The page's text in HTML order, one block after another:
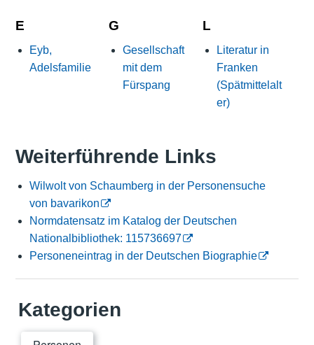
E
Eyb,
Adelsfamilie
G
Gesellschaft
mit dem
Fürspang
L
Literatur in
Franken
(Spätmittelalt
er)
Weiterführende Links
Wilwolt von Schaumberg in der Personensuche
von bavarikon
Normdatensatz im Katalog der Deutschen
Nationalbibliothek: 115736697
Personeneintrag in der Deutschen Biographie
Kategorien